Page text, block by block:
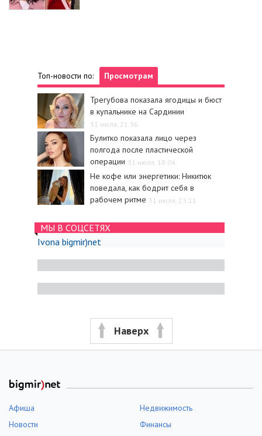
Топ-новости по: Просмотрам
Трегубова показала ягодицы и бюст
в купальнике на Сардинии
31 июля, 21:36
Булитко показала лицо через
полгода после пластической
операции 31 июля, 18:04
Не кофе или энергетики: Никитюк
поведала, как бодрит себя в
рабочем ритме 31 июля, 23:11
МЫ В СОЦСЕТЯХ
Ivona bigmir)net
Наверх
Афиша
Недвижимость
Новости
Финансы